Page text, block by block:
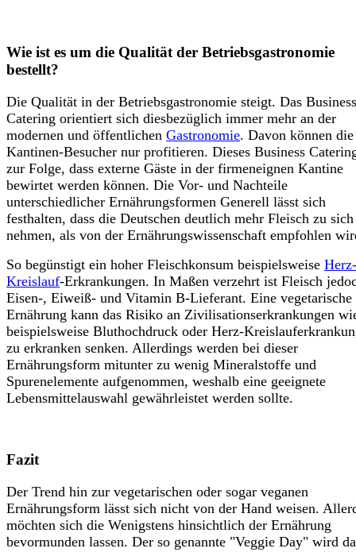
Wie ist es um die Qualität der Betriebsgastronomie
bestellt?
Die Qualität in der Betriebsgastronomie steigt. Das Business
Catering orientiert sich diesbezüglich immer mehr an der
modernen und öffentlichen Gastronomie. Davon können die
Kantinen-Besucher nur profitieren. Dieses Business
zur Folge, dass externe Gäste in der firmeneignen Kantine
bewirtet werden können. Die Vor- und Nachteile
unterschiedlicher Ernährungsformen Generell lässt sich
festhalten, dass die Deutschen deutlich mehr Fleisch zu sich
nehmen, als von der Ernährungswissenschaft empfohlen
So begünstigt ein hoher Fleischkonsum beispielsweise Herz-
Kreislauf-Erkrankungen. In Maßen verzehrt ist Fleisch
Eisen-, Eiweiß- und Vitamin B-Lieferant. Eine vegetarische
Ernährung kann das Risiko an Zivilisationserkrankungen
beispielsweise Bluthochdruck oder Herz-
zu erkranken senken. Allerdings werden bei dieser
Ernährungsform mitunter zu wenig Mineralstoffe und
Spurenelemente aufgenommen, weshalb eine geeignete
Lebensmittelauswahl gewährleistet werden sollte.
Fazit
Der Trend hin zur vegetarischen oder sogar veganen
Ernährungsform lässt sich nicht von der Hand weisen.
möchten sich die Wenigstens hinsichtlich der Ernährung
bevormunden lassen. Der so genannte "Veggie Day" wird